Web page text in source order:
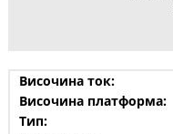
Височина ток:
Височина платформа:
Тип: